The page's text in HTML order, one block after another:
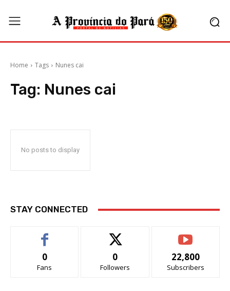
Home Tags Nunes cai
Tag: Nunes cai
No posts to display
STAY CONNECTED
0
Fans
0
Followers
22,800
Subscribers